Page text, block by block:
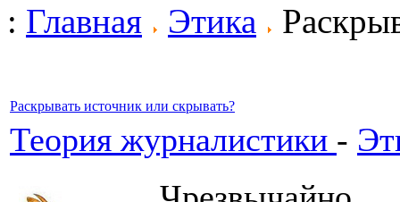
: Главная Этика
Раскрывать источник или скрывать?
Теория журналистики -